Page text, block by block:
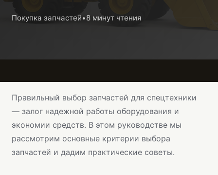
Покупка запчастей•8 минут чтения
Правильный выбор запчастей для спецтехники
— залог надежной работы оборудования и
экономии средств. В этом руководстве мы
рассмотрим основные критерии выбора
запчастей и дадим практические советы.